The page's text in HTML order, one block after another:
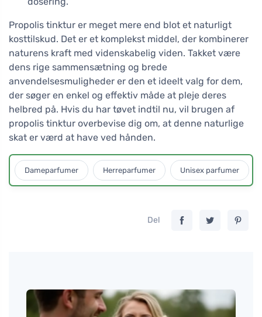
Propolis tinktur er meget mere end blot et naturligt
kosttilskud. Det er et komplekst middel, der kombinerer
naturens kraft med videnskabelig viden. Takket være
dens rige sammensætning og brede
anvendelsesmuligheder er den et ideelt valg for dem,
der søger en enkel og effektiv måde at pleje deres
helbred på. Hvis du har tøvet indtil nu, vil brugen af
propolis tinktur overbevise dig om, at denne naturlige
skat er værd at have ved hånden.
Dameparfumer Herreparfumer Unisex parfumer
Del